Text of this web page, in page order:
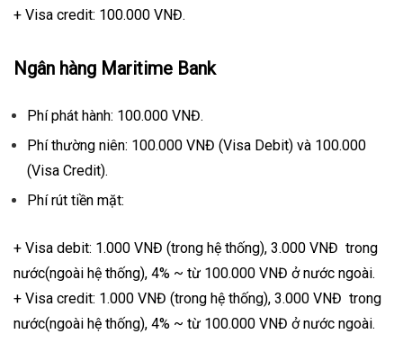
+ Visa credit: 100.000 VNĐ.
Ngân hàng Maritime Bank
Phí phát hành: 100.000 VNĐ.
Phí thường niên: 100.000 VNĐ (Visa Debit) và 100.000
(Visa Credit).
Phí rút tiền mặt:
+ Visa debit: 1.000 VNĐ (trong hệ thống), 3.000 VNĐ trong
nước(ngoài hệ thống), 4% ~ từ 100.000 VNĐ ở nước ngoài.
+ Visa credit: 1.000 VNĐ (trong hệ thống), 3.000 VNĐ trong
nước(ngoài hệ thống), 4% ~ từ 100.000 VNĐ ở nước ngoài.